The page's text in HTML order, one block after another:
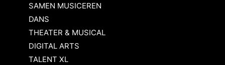
SAMEN MUSICEREN
DANS
THEATER & MUSICAL
DIGITAL ARTS
TALENT XL